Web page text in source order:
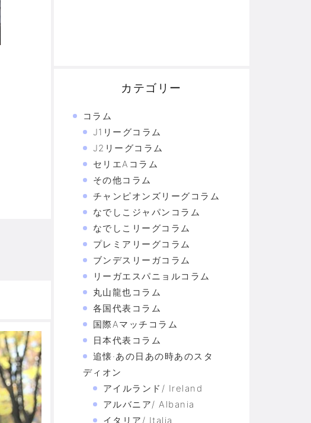
カテゴリー
コラム
J1リーグコラム
J2リーグコラム
セリエAコラム
その他コラム
チャンピオンズリーグコラム
なでしこジャパンコラム
なでしこリーグコラム
プレミアリーグコラム
ブンデスリーガコラム
リーガエスパニョルコラム
丸山龍也コラム
各国代表コラム
国際Aマッチコラム
日本代表コラム
追懐·あの日あの時あのスタ
ディオン
アイルランド/ Ireland
アルバニア/ Albania
イタリア/ Italia